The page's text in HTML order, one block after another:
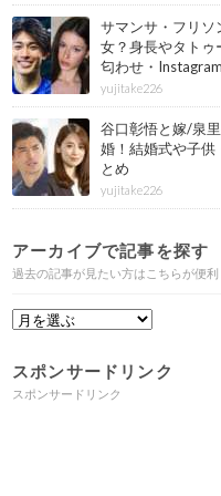
とめ
サマンサ・フリソ
女？身長やタトゥ
匂わせ・
め
yujitake226
谷口彰悟と嫁/泉
婚！結婚式や子供
とめ
yujitake226
アーカイブで記事を探す
過去の記事が見たい方はこちらが便利
スポンサードリンク
スポンサードリンク